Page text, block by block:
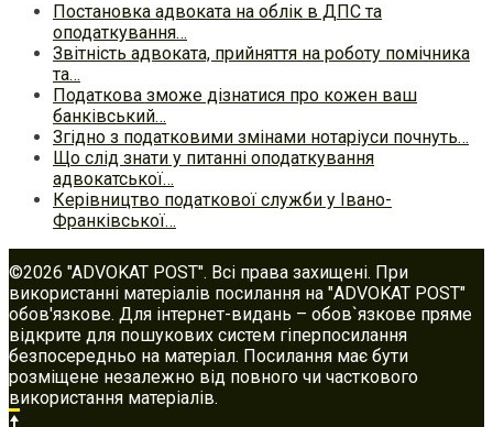
Постановка адвоката на облік в ДПС та
оподаткування…
Звітність адвоката, прийняття на роботу помічника
та…
Податкова зможе дізнатися про кожен ваш
банківський…
Згідно з податковими змінами нотаріуси почнуть…
Що слід знати у питанні оподаткування
адвокатської…
Керівництво податкової служби у Івано-
Франківської…
©2026 "ADVOKAT POST". Всі права захищені. При
використанні матеріалів посилання на "ADVOKAT POST"
обов'язкове. Для інтернет-видань – обов`язкове пряме
відкрите для пошукових систем гіперпосилання
безпосередньо на матеріал. Посилання має бути
розміщене незалежно від повного чи часткового
використання матеріалів.